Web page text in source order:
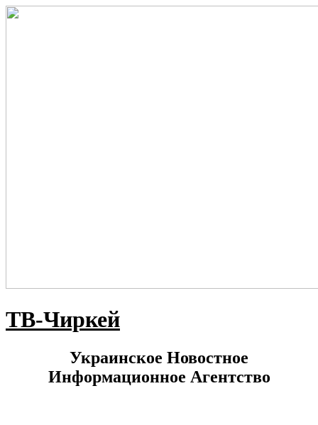
ТВ-Чиркей
Украинское Новостное
Информационное Агентство